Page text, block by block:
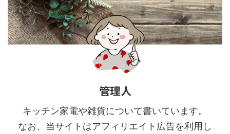
管理人
キッチン家電や雑貨について書いています。
なお、当サイトはアフィリエイト広告を利用し